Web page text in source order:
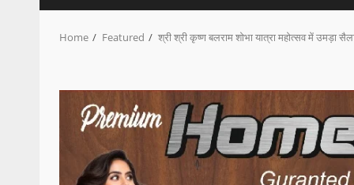
Home Featured श्री श्री कृष्ण बलराम शोभा यात्रा महोत्सव में उमड़ा